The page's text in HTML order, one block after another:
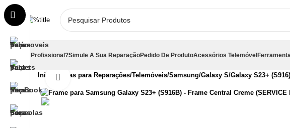
É Profissional?Simule A Sua ReparaçãoPedido De ProdutoAcessórios Telemóvel
Início Peças para Reparações Telemóveis Samsung Galaxy S Galaxy S23+ (S916)
Clique para aumentar